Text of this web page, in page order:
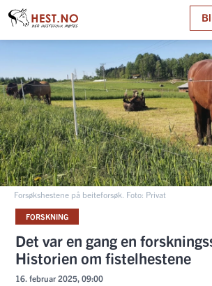
Forsøkshestene på beiteforsøk. Foto: Privat
FORSKNING
Det var en gang en
Historien om fistelhestene
16. februar 2025, 09:00